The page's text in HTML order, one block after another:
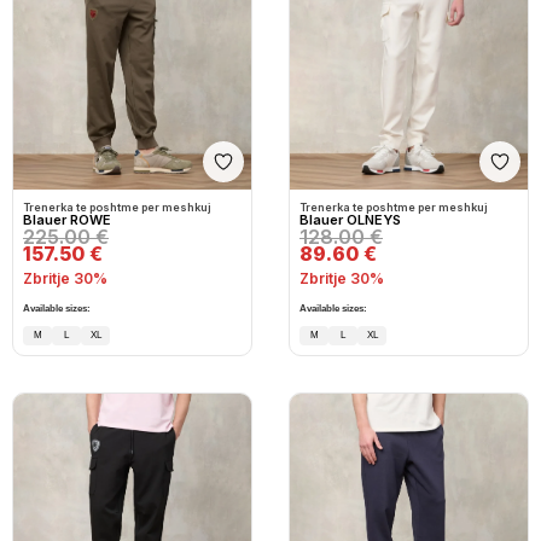
Shto në wishlist
Trenerka te poshtme per meshkuj
Blauer ROWE
225.00 €
157.50 €
Zbritje 30%
Available sizes:
M L XL
Trenerka te poshtme per meshkuj
Blauer OLNEYS
128.00 €
89.60 €
Zbritje 30%
Available sizes:
M L XL